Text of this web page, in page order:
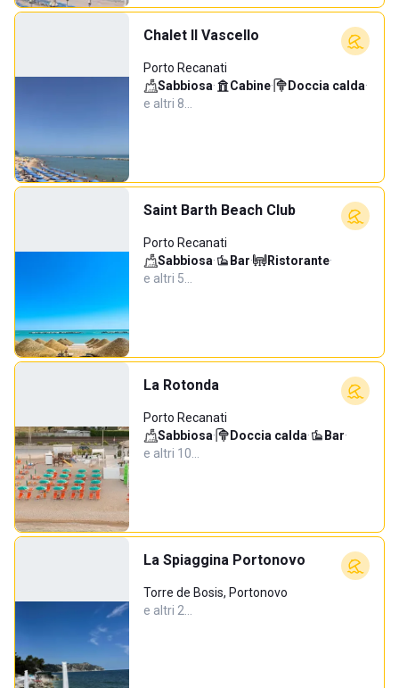
Chalet Il Vascello
Porto Recanati
Sabbiosa· Cabine· Doccia calda·
e altri 8…
Saint Barth Beach Club
Porto Recanati
Sabbiosa· Bar· Ristorante·
e altri 5…
La Rotonda
Porto Recanati
Sabbiosa· Doccia calda· Bar·
e altri 10…
La Spiaggina Portonovo
Torre de Bosis, Portonovo
e altri 2…